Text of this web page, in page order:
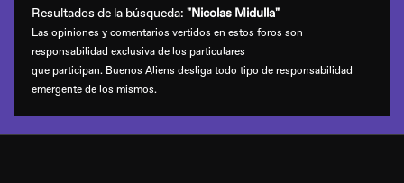
Resultados de la búsqueda: "Nicolas Midulla"
Las opiniones y comentarios vertidos en estos foros son
responsabilidad exclusiva de los particulares
que participan. Buenos Aliens desliga todo tipo de responsabilidad
emergente de los mismos.